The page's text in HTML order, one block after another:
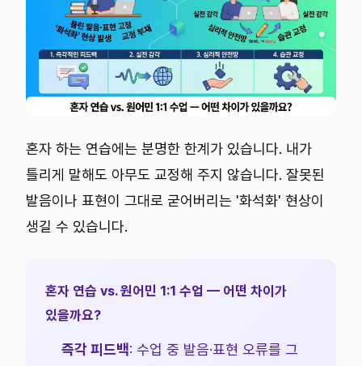
혼자 하는 연습에는 분명한 한계가 있습니다. 내가
틀리게 말해도 아무도 교정해 주지 않습니다. 잘못된
발음이나 표현이 그대로 굳어버리는 '화석화' 현상이
생길 수 있습니다.
혼자 연습 vs. 원어민 1:1 수업 — 어떤 차이가
있을까요?
즉각 피드백: 수업 중 발음·표현 오류를 그